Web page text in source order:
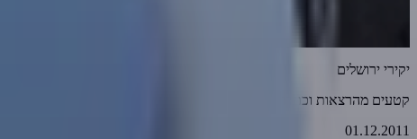
יקירי ירושלים
קטעים מהרצאות וכתבות
01.12.2011